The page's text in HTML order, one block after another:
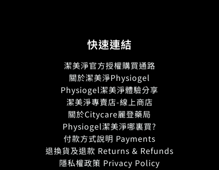
快速連結
潔美淨官方授權購買通路
關於潔美淨Physiogel
Physiogel潔美淨體驗分享
潔美淨專賣店-線上商店
關於Citycare麗登藥局
Physiogel潔美淨哪裏買?
付款方式說明 Payments
退換貨及退款 Returns & Refunds
隱私權政策 Privacy Policy